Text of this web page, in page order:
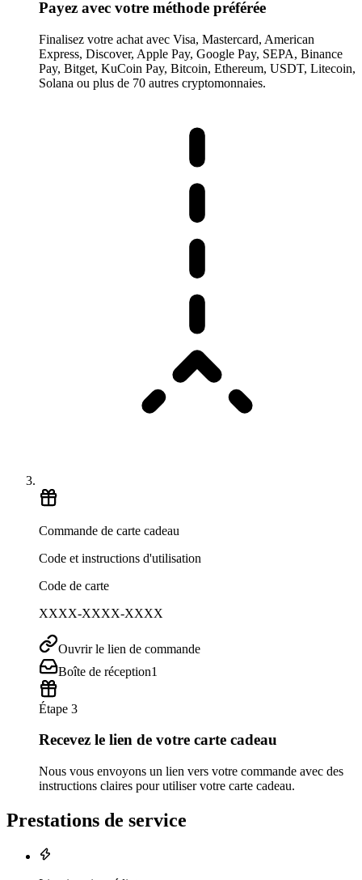
Payez avec votre méthode préférée
Finalisez votre achat avec Visa, Mastercard, American
Express, Discover, Apple Pay, Google Pay, SEPA, Binance
Pay, Bitget, KuCoin Pay, Bitcoin, Ethereum, USDT, Litecoin,
Solana ou plus de 70 autres cryptomonnaies.
Commande de carte cadeau
Code et instructions d'utilisation
Code de carte
XXXX-XXXX-XXXX
Ouvrir le lien de commande
Boîte de réception1
Étape 3
Recevez le lien de votre carte cadeau
Nous vous envoyons un lien vers votre commande avec des
instructions claires pour utiliser votre carte cadeau.
Prestations de service